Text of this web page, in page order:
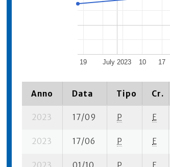
July 2023
19 10 17
Anno Data Tipo Cr.
2023 17/09 P E
2023 17/06 P E